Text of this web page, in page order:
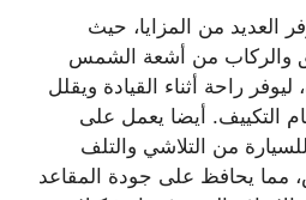
العديد من المزايا، حيث
والركاب من أشعة الشمس
ليوفر راحة أثناء القيادة ويقلل
التكييف. أيضا يعمل على
من التلاشي والتلف
مما يحافظ على جودة المقاعد